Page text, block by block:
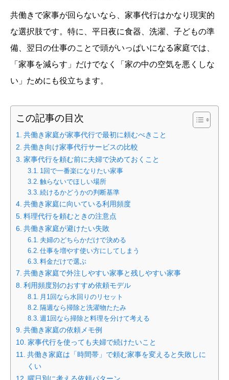
共働きで家事が回らないなら、家事代行はかなり現実的
な選択肢です。特に、平日夜に食器、洗濯、子どもの準
備、翌日の仕事のことで頭がいっぱいになる家庭では、
「家事を減らす」だけでなく「家の中の空気を悪くしな
い」ためにも役立ちます。
この記事の目次
共働き家庭が家事代行で最初に頼むべきこと
共働き向け家事代行サービスの比較
家事代行を頼む前に夫婦で決めておくこと
1回で一番楽になりたい家事
触らないでほしい場所
続けるかどうかの判断基準
共働き家庭に向いている利用頻度
料理代行を頼むときの注意点
共働き家庭が避けたい失敗
夫婦のどちらかだけで決める
仕事を増やす使い方にしてしまう
料金だけで選ぶ
共働き家庭で外注しやすい家事と残しやすい家事
利用頻度別のおすすめ依頼モデル
月1回なら水回りのリセット
隔週なら掃除と洗濯物たたみ
週1回なら掃除と料理を分けて考える
共働き家庭の依頼メモ例
家事代行を使っても夫婦で続けたいこと
共働き家庭は「時間帯」で頼む家事を変えると失敗しに
くい